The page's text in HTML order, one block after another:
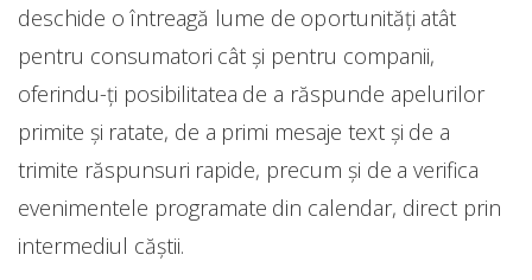
deschide o întreagă lume de oportunităţi atât
pentru consumatori cât şi pentru companii,
oferindu-ți posibilitatea de a răspunde apelurilor
primite şi ratate, de a primi mesaje text şi de a
trimite răspunsuri rapide, precum şi de a verifica
evenimentele programate din calendar, direct prin
intermediul căștii.